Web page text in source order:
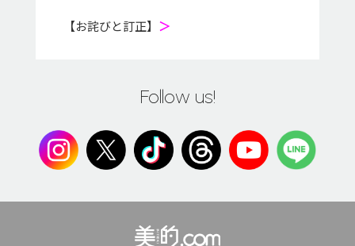
【お詫びと訂正】 ＞
Follow us!